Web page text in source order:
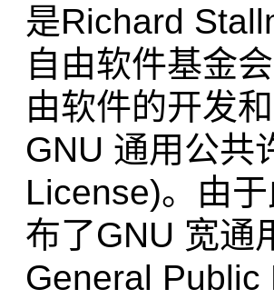
是Richard
自由软件基金
由软件的开发
GNU 通用公共
License)。由
布了GNU 宽通
General Public